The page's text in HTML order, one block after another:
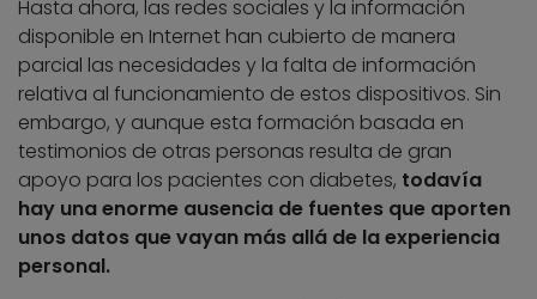
Hasta ahora, las redes sociales y la información
disponible en Internet han cubierto de manera
parcial las necesidades y la falta de información
relativa al funcionamiento de estos dispositivos. Sin
embargo, y aunque esta formación basada en
testimonios de otras personas resulta de gran
apoyo para los pacientes con diabetes, todavía
hay una enorme ausencia de fuentes que aporten
unos datos que vayan más allá de la experiencia
personal.